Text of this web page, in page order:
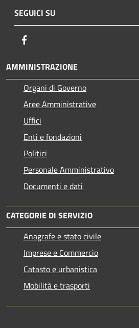
SEGUICI SU
AMMINISTRAZIONE
Organi di Governo
Aree Amministrative
Uffici
Enti e fondazioni
Politici
Personale Amministrativo
Documenti e dati
CATEGORIE DI SERVIZIO
Anagrafe e stato civile
Imprese e Commercio
Catasto e urbanistica
Mobilità e trasporti